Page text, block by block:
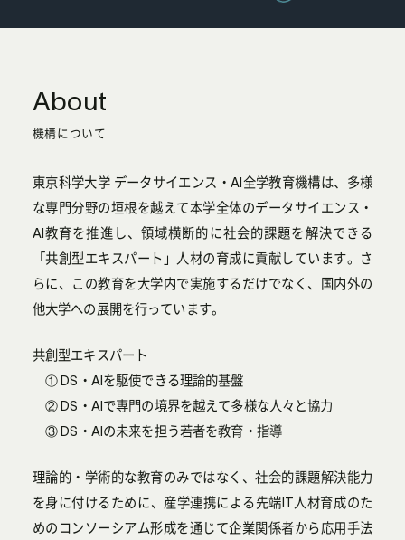
About
機構について
東京科学大学 データサイエンス・AI全学教育機構は、多様
な専門分野の垣根を越えて本学全体のデータサイエンス・
AI教育を推進し、領域横断的に社会的課題を解決できる
「共創型エキスパート」人材の育成に貢献しています。さ
らに、この教育を大学内で実施するだけでなく、国内外の
他大学への展開を行っています。
共創型エキスパート
① DS・AIを駆使できる理論的基盤
② DS・AIで専門の境界を越えて多様な人々と協力
③ DS・AIの未来を担う若者を教育・指導
理論的・学術的な教育のみではなく、社会的課題解決能力
を身に付けるために、産学連携による先端IT人材育成のた
めのコンソーシアム形成を通じて企業関係者から応用手法